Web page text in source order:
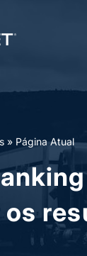
» Página Atual